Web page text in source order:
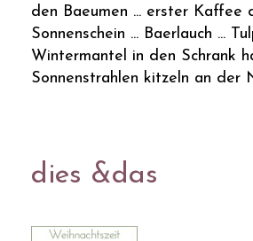
den Baeumen ... erster Kaffee
Sonnenschein ... Baerlauch ...
Wintermantel in den Schrank
Sonnenstrahlen kitzeln an der
dies &das